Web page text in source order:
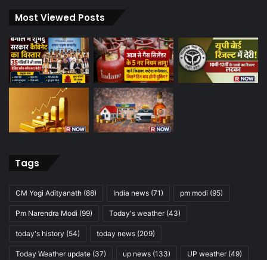
Most Viewed Posts
Tags
CM Yogi Adityanath (88) India news (71) pm modi (95)
Pm Narendra Modi (99) Today's weather(43)
today's history (54) today news (209)
Today Weather update (37) up news (133) UP weather(49)